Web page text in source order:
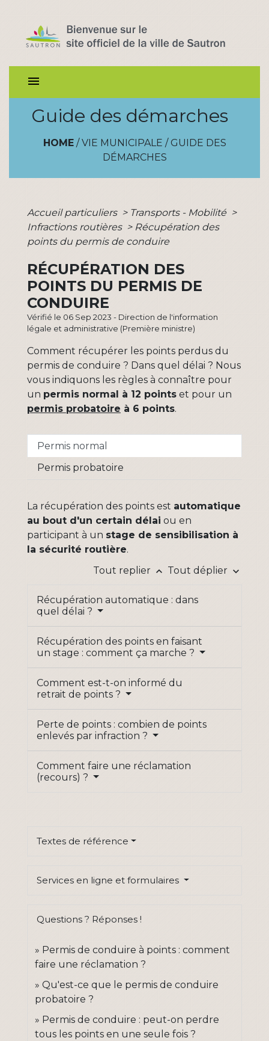
menu
Guide des démarches
HOME/ VIE MUNICIPALE / GUIDE DES
DÉMARCHES
Accueil particuliers > Transports - Mobilité >
Infractions routières > Récupération des
points du permis de conduire
RÉCUPÉRATION DES
POINTS DU PERMIS DE
CONDUIRE
Vérifié le 06 Sep 2023 - Direction de l'information
légale et administrative (Première ministre)
Comment récupérer les points perdus du
permis de conduire ? Dans quel délai ? Nous
vous indiquons les règles à connaître pour
un permis normal à 12 points et pour un
permis probatoire à 6 points.
Permis normal
Permis probatoire
La récupération des points est automatique
au bout d'un certain délai ou en
participant à un stage de sensibilisation à
la sécurité routière.
Tout replier keyboard_arrow_up Tout déplier keyboard_arrow_down
Récupération automatique : dans
quel délai ?
Récupération des points en faisant
un stage : comment ça marche ?
Comment est-t-on informé du
retrait de points ?
Perte de points : combien de points
enlevés par infraction ?
Comment faire une réclamation
(recours) ?
Textes de référence
Services en ligne et formulaires
Questions ? Réponses !
Permis de conduire à points : comment
faire une réclamation ?
Qu'est-ce que le permis de conduire
probatoire ?
Permis de conduire : peut-on perdre
tous les points en une seule fois ?